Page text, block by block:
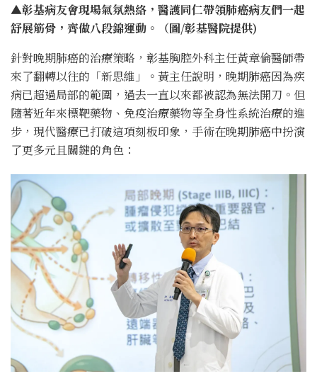
▲彰基病友會現場氣氛熱絡，醫護同仁帶領肺癌病友們一起
舒展筋骨，齊做八段錦運動。（圖/彰基醫院提供)
針對晚期肺癌的治療策略，彰基胸腔外科主任黃章倫醫師帶
來了翻轉以往的「新思維」。黃主任說明，晚期肺癌因為疾
病已超過局部的範圍，過去一直以來都被認為無法開刀。但
隨著近年來標靶藥物、免疫治療藥物等全身性系統治療的進
步，現代醫療已打破這項刻板印象，手術在晚期肺癌中扮演
了更多元且關鍵的角色：